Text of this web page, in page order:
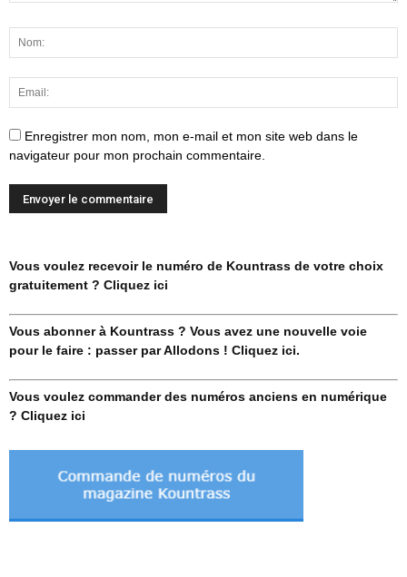
Enregistrer mon nom, mon e-mail et mon site web dans le
navigateur pour mon prochain commentaire.
Vous voulez recevoir le numéro de Kountrass de votre choix
gratuitement ? Cliquez ici
Vous abonner à Kountrass ? Vous avez une nouvelle voie
pour le faire : passer par Allodons ! Cliquez ici.
Vous voulez commander des numéros anciens en numérique
? Cliquez ici